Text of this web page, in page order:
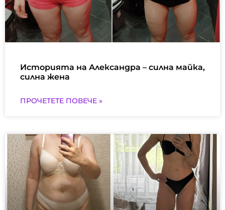
Историята на Александра – силна майка,
силна жена
ПРОЧЕТЕТЕ ПОВЕЧЕ »